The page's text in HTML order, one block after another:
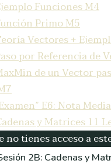
Funciones M4
Primo M5
Vectores +
por Referencia de
de un Vector
E6: Nota
y Matrices11
no tienes acceso a
2B: Cadenas y